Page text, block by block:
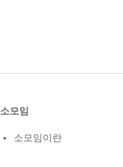
소모임
소모임이란